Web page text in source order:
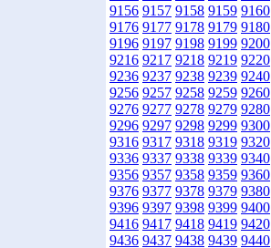
9156 9157 9158 9159 9160
9176 9177 9178 9179 9180
9196 9197 9198 9199 9200
9216 9217 9218 9219 9220
9236 9237 9238 9239 9240
9256 9257 9258 9259 9260
9276 9277 9278 9279 9280
9296 9297 9298 9299 9300
9316 9317 9318 9319 9320
9336 9337 9338 9339 9340
9356 9357 9358 9359 9360
9376 9377 9378 9379 9380
9396 9397 9398 9399 9400
9416 9417 9418 9419 9420
9436 9437 9438 9439 9440